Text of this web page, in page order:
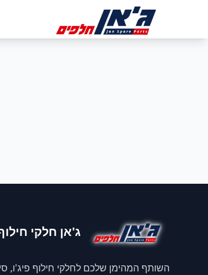
ג'אן חלקי
השותף המהימן שלכם לחלקי חילוף פיג'ו,